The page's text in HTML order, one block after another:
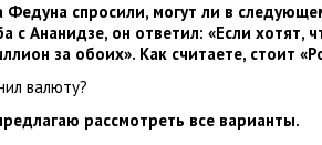
спросили, могут ли в
с Ананидзе, он ответил: «Если хотят,
за обоих». Как считаете, стоит
валюту?
рассмотреть все варианты.